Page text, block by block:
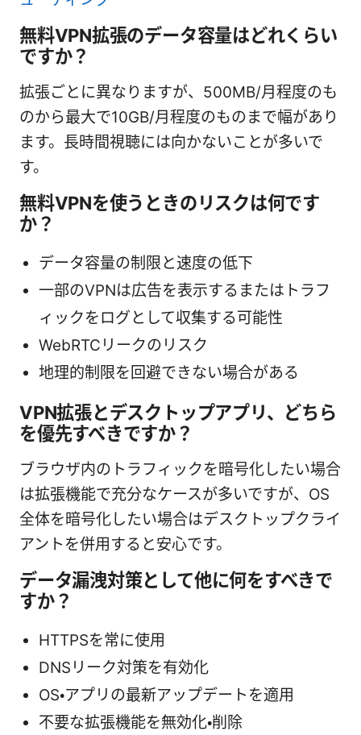
無料VPN拡張のデータ容量はどれくらい
ですか？
拡張ごとに異なりますが、500MB/月程度のも
のから最大で10GB/月程度のものまで幅があり
ます。長時間視聴には向かないことが多いで
す。
無料VPNを使うときのリスクは何です
か？
データ容量の制限と速度の低下
一部のVPNは広告を表示するまたはトラフ
ィックをログとして収集する可能性
WebRTCリークのリスク
地理的制限を回避できない場合がある
VPN拡張とデスクトップアプリ、どちら
を優先すべきですか？
ブラウザ内のトラフィックを暗号化したい場合
は拡張機能で充分なケースが多いですが、OS
全体を暗号化したい場合はデスクトップクライ
アントを併用すると安心です。
データ漏洩対策として他に何をすべきで
すか？
HTTPSを常に使用
DNSリーク対策を有効化
OS・アプリの最新アップデートを適用
不要な拡張機能を無効化・削除